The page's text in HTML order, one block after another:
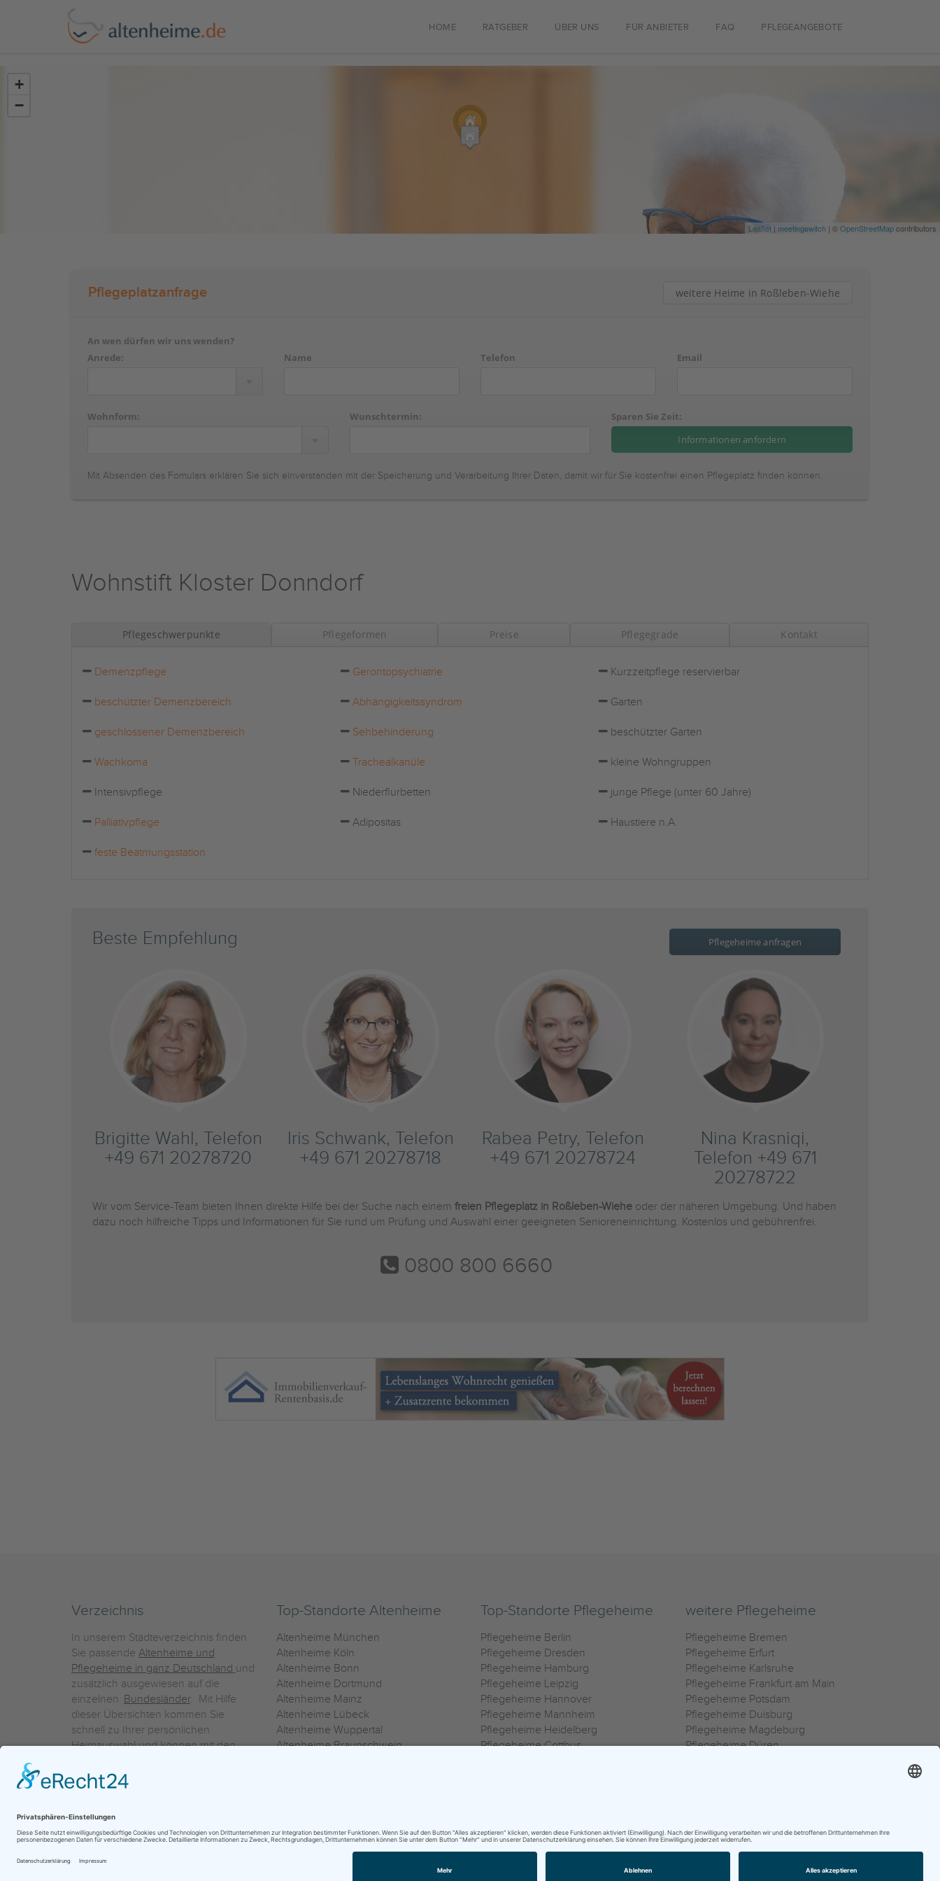
HOME RATGEBER ÜBER UNS FÜR ANBIETER FAQ PFLEGEANGEBOTE
+
−
Leaflet | meetingswitch | ©OpenStreetMapcontributors
Pflegeplatzanfrage weitere Heime in Roßleben-Wiehe
An wen dürfen wir uns wenden?
Anrede:
Name Telefon Email
Wohnform: Wunschtermin: Sparen Sie Zeit:
Mit Absenden des Fomulars erklären Sie sich einverstanden mit der Speicherung und Verarbeitung Ihrer Daten, damit wir für Sie kostenfrei einen Pflegeplatz finden können.
Wohnstift Kloster Donndorf
Pflegeschwerpunkte Pflegeformen Preise Pflegegrade Kontakt
Demenzpflege Gerontopsychiatrie Kurzzeitpflege reservierbar
beschützter Demenzbereich Abhängigkeitssyndrom Garten
geschlossener Demenzbereich Sehbehinderung beschützter Garten
Wachkoma Trachealkanüle kleine Wohngruppen
Intensivpflege Niederflurbetten junge Pflege (unter 60 Jahre)
Palliativpflege Adipositas Haustiere n.A.
feste Beatmungsstation
Beste Empfehlung Pflegeheime anfragen
Brigitte Wahl, Telefon
+49 671 20278720
Iris Schwank, Telefon
+49 671 20278718
Rabea Petry, Telefon
+49 671 20278724
Nina Krasniqi,
Telefon +49 671
20278722
Wir vom Service-Team bieten Ihnen direkte Hilfe bei der Suche nach einem freien Pflegeplatz in Roßleben-Wiehe oder der näheren Umgebung. Und haben
dazu noch hilfreiche Tipps und Informationen für Sie rund um Prüfung und Auswahl einer geeigneten Senioreneinrichtung. Kostenlos und gebührenfrei.
0800 800 6660
Verzeichnis
In unserem Städteverzeichnis finden
Sie passende Altenheime und
Pflegeheime in ganz Deutschland und
zusätzlich ausgewiesen auf die
einzelnen Bundesländer. Mit Hilfe
dieser Übersichten kommen Sie
schnell zu Ihrer persönlichen
Heimauswahl und können mit den
einzelnen Häuser Leistungsvergleiche
vornehmen.
Top-Standorte Altenheime
Altenheime München
Altenheime Köln
Altenheime Bonn
Altenheime Dortmund
Altenheime Mainz
Altenheime Lübeck
Altenheime Wuppertal
Altenheime Braunschweig
Top-Standorte Pflegeheime
Pflegeheime Berlin
Pflegeheime Dresden
Pflegeheime Hamburg
Pflegeheime Leipzig
Pflegeheime Hannover
Pflegeheime Mannheim
Pflegeheime Heidelberg
Pflegeheime Cottbus
weitere Pflegeheime
Pflegeheime Bremen
Pflegeheime Erfurt
Pflegeheime Karlsruhe
Pflegeheime Frankfurt am Main
Pflegeheime Potsdam
Pflegeheime Duisburg
Pflegeheime Magdeburg
Pflegeheime Düren
0800 800 666 0